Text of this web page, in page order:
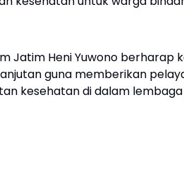
Jatim Heni Yuwono
guna memberikan
kesehatan di dalam